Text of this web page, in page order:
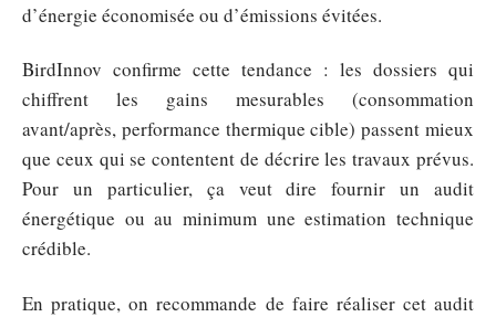
d’énergie économisée ou d’émissions évitées.
BirdInnov confirme cette tendance : les dossiers qui
chiffrent les gains mesurables (consommation
avant/après, performance thermique cible) passent mieux
que ceux qui se contentent de décrire les travaux prévus.
Pour un particulier, ça veut dire fournir un audit
énergétique ou au minimum une estimation technique
crédible.
En pratique, on recommande de faire réaliser cet audit